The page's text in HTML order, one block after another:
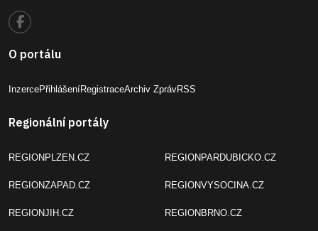
O portálu
InzercePřihlášeníRegistraceArchiv ZprávRSS
Regionální portály
REGIONPLZEN.CZ
REGIONZAPAD.CZ
REGIONJIH.CZ
REGIONPARDUBICKO.CZ
REGIONVYSOCINA.CZ
REGIONBRNO.CZ